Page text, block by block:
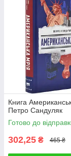
Книга
Петро Сандуляк
Готово до
302,25 ₴ 465 ₴